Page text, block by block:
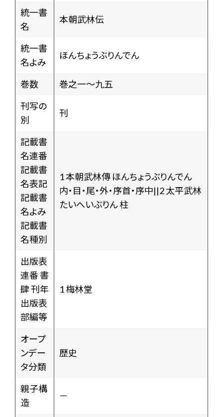
統一書
名
本朝武林伝
統一書
名よみ
ほんちょうぶりんでん
巻数
巻之一～九五
刊写の
別
刊
記載書
名連番
記載書
名表記
記載書
名よみ
記載書
名種別
1 本朝武林傳 ほんちょうぶりんでん
内・目・尾・外・序首・序中||2 太平武林
たいへいぶりん 柱
出版表
連番 書
肆 刊年
出版表
部編等
1 梅林堂
オープ
ンデー
タ分類
歴史
親子構
造
－